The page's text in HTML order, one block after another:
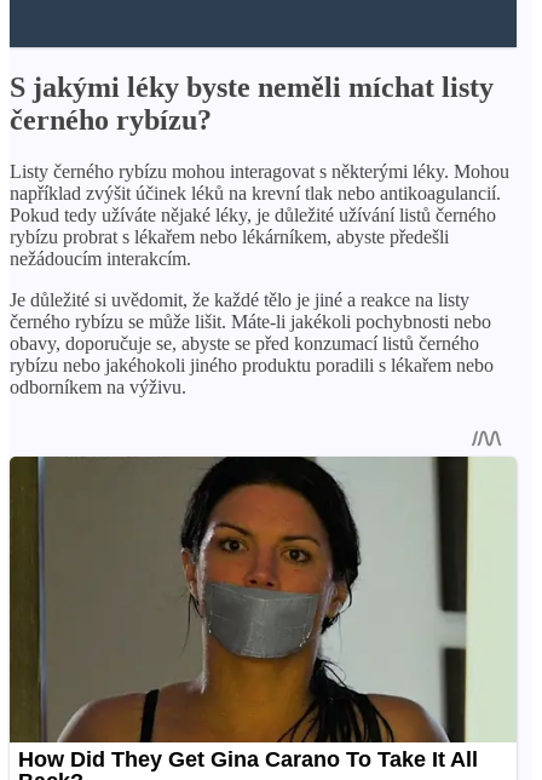
S jakými léky byste neměli míchat listy
černého rybízu?
Listy černého rybízu mohou interagovat s některými léky. Mohou
například zvýšit účinek léků na krevní tlak nebo antikoagulancií.
Pokud tedy užíváte nějaké léky, je důležité užívání listů černého
rybízu probrat s lékařem nebo lékárníkem, abyste předešli
nežádoucím interakcím.
Je důležité si uvědomit, že každé tělo je jiné a reakce na listy
černého rybízu se může lišit. Máte-li jakékoli pochybnosti nebo
obavy, doporučuje se, abyste se před konzumací listů černého
rybízu nebo jakéhokoli jiného produktu poradili s lékařem nebo
odborníkem na výživu.